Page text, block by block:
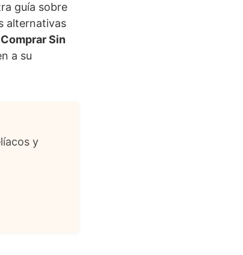
guía sobre
alternativas
Comprar Sin
a su
y